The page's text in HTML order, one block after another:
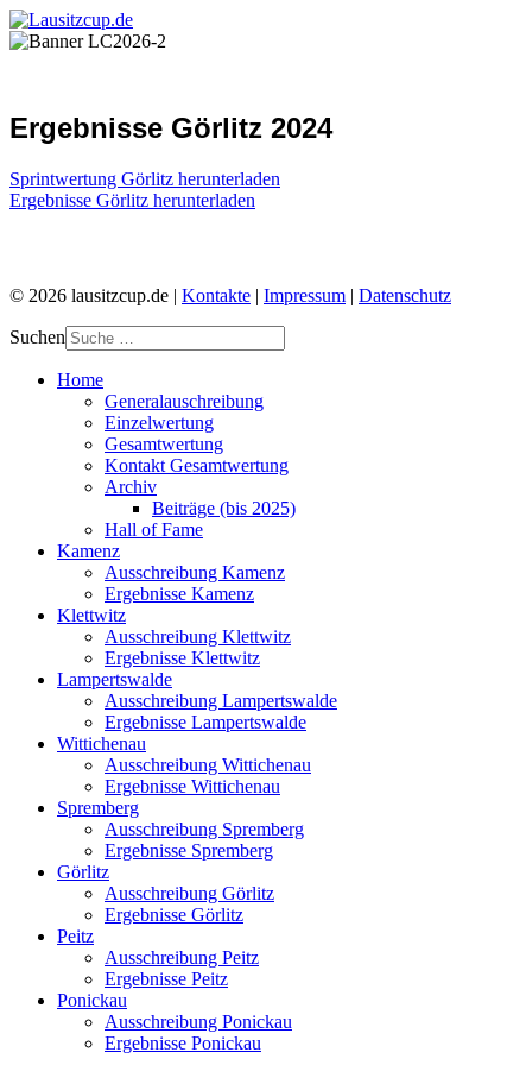
Ergebnisse Görlitz 2024
Sprintwertung Görlitz herunterladen
Ergebnisse Görlitz herunterladen
© 2026 lausitzcup.de | Kontakte | Impressum | Datenschutz
Suchen
Home
Generalauschreibung
Einzelwertung
Gesamtwertung
Kontakt Gesamtwertung
Archiv
Beiträge (bis 2025)
Hall of Fame
Kamenz
Ausschreibung Kamenz
Ergebnisse Kamenz
Klettwitz
Ausschreibung Klettwitz
Ergebnisse Klettwitz
Lampertswalde
Ausschreibung Lampertswalde
Ergebnisse Lampertswalde
Wittichenau
Ausschreibung Wittichenau
Ergebnisse Wittichenau
Spremberg
Ausschreibung Spremberg
Ergebnisse Spremberg
Görlitz
Ausschreibung Görlitz
Ergebnisse Görlitz
Peitz
Ausschreibung Peitz
Ergebnisse Peitz
Ponickau
Ausschreibung Ponickau
Ergebnisse Ponickau